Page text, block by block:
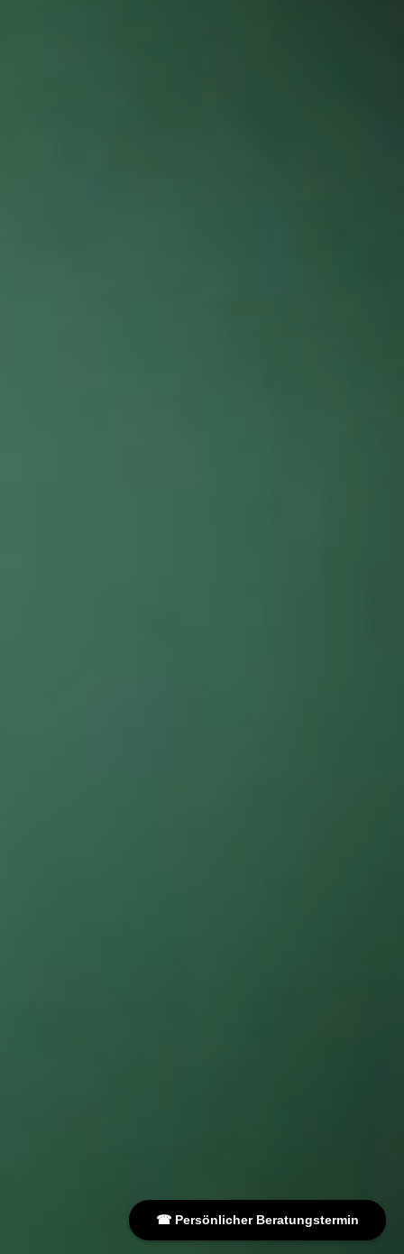
☎ Persönlicher Beratungstermin